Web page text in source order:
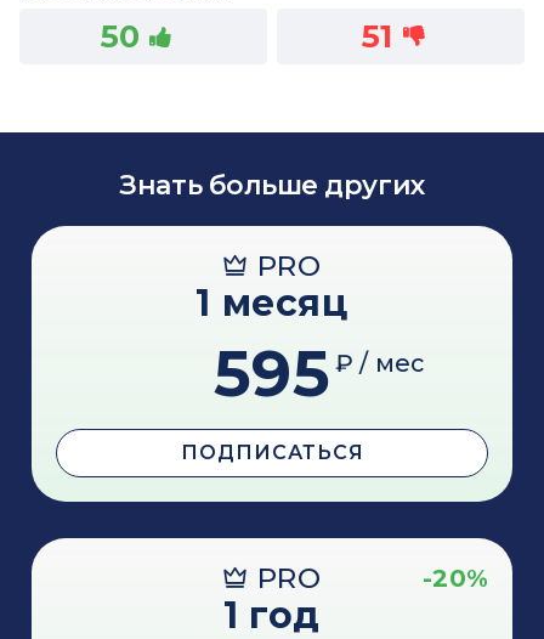
50 51
Знать больше других
PRO
1 месяц
595 ₽ / мес
ПОДПИСАТЬСЯ
PRO -20%
1 год